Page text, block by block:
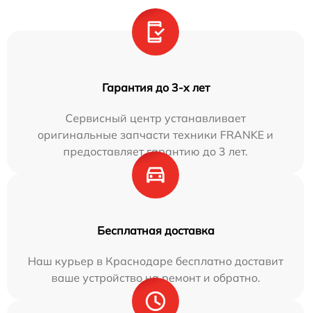
Гарантия до 3-х лет
Сервисный центр устанавливает
оригинальные запчасти техники FRANKE и
предоставляет гарантию до 3 лет.
Бесплатная доставка
Наш курьер в Краснодаре бесплатно доставит
ваше устройство на ремонт и обратно.